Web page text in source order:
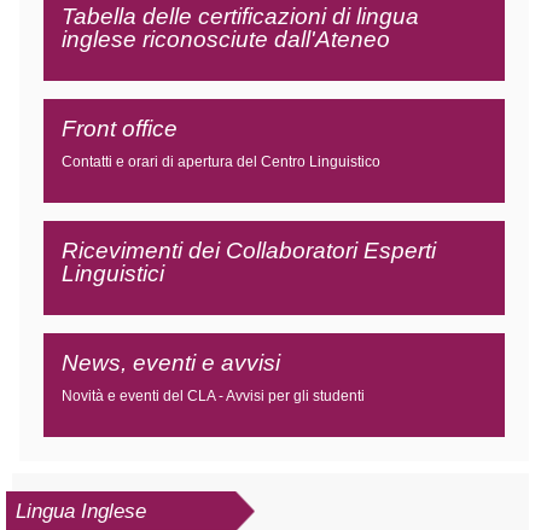
Tabella delle certificazioni di lingua
inglese riconosciute dall'Ateneo
Front office
Contatti e orari di apertura del Centro Linguistico
Ricevimenti dei Collaboratori Esperti
Linguistici
News, eventi e avvisi
Novità e eventi del CLA - Avvisi per gli studenti
Lingua Inglese